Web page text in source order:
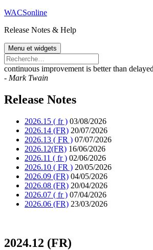
Aller
contenu
WACSonline
Release Notes & Help
Menu et widgets
Rechercher :
continuous improvement is better than
- Mark Twain
Release Notes
2026.15 ( fr ) 03/08/2026
2026.14 (FR) 20/07/2026
2026.13 ( FR ) 07/07/2026
2026.12(FR) 16/06/2026
2026.11 ( fr ) 02/06/2026
2026.10 ( FR ) 20/05/2026
2026.09 (FR) 04/05/2026
2026.08 (FR) 20/04/2026
2026.07 ( fr ) 07/04/2026
2026.06 (FR) 23/03/2026
2024.12 (FR)